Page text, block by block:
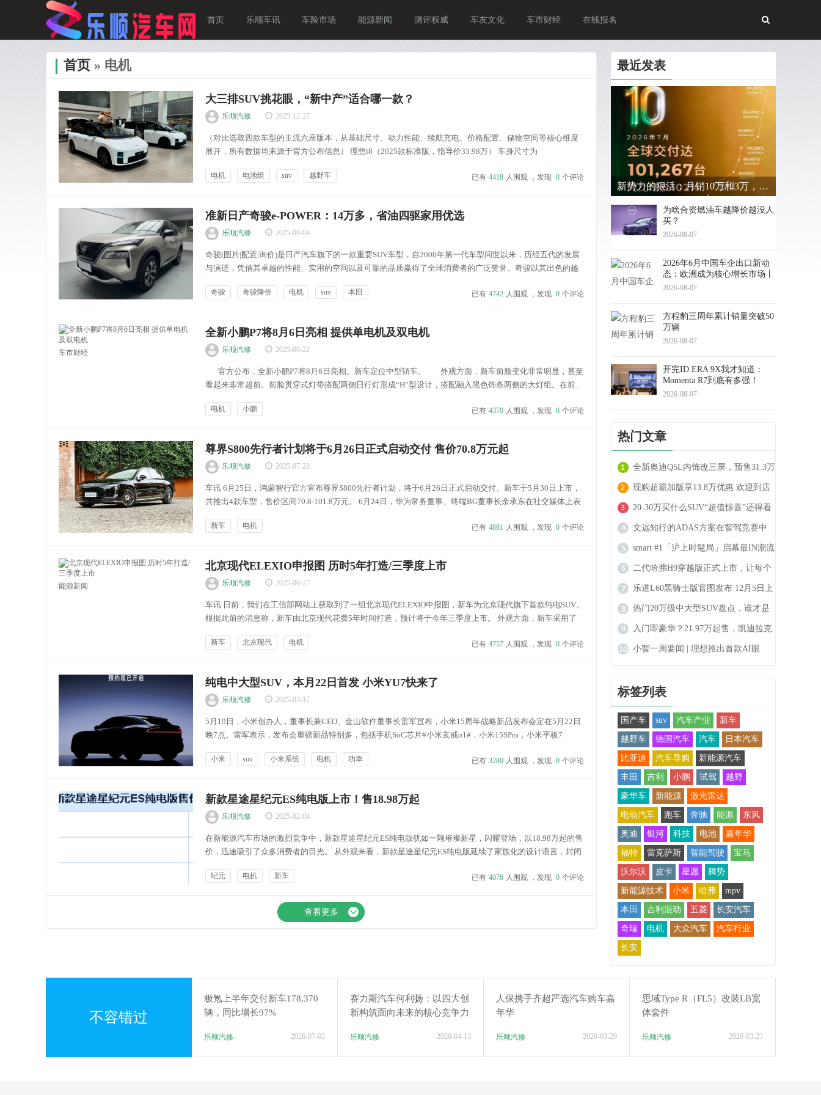
首页 乐顺车讯 车险市场 能源新闻 测评权威 车友文化 车市财经 在线报名
首页» 电机
大三排SUV挑花眼，“新中产”适合哪一款？
乐顺汽修 2025-12-27
（对比选取四款车型的主流六座版本，从基础尺寸、动力性能、续航充电、价格配置、储物空间等核心维度
展开，所有数据均来源于官方公布信息） 理想i8（2025款标准版，指导价33.98万） 车身尺寸为
载97.8kWh电池组，CLTC纯电续航里程...
电机 电池组 suv 越野车 已有 4418 人围观 ，发现 0 个评论
准新日产奇骏e-POWER：14万多，省油四驱家用优选
乐顺汽修 2025-09-04
奇骏(图片|配置|询价)是日产汽车旗下的一款重要SUV车型，自2000年第一代车型问世以来，历经五代的发展
与演进，凭借其卓越的性能、实用的空间以及可靠的品质赢得了全球消费者的广泛赞誉。奇骏以其出色的越
致力于为消费者提供更加卓越的驾驶感受和更加实用的空间布局。今天我...
奇骏 奇骏降价 电机 suv 本田 已有 4742 人围观 ，发现 0 个评论
车市财经
全新小鹏P7将8月6日亮相 提供单电机及双电机
乐顺汽修 2025-08-22
官方公布，全新小鹏P7将8月6日亮相。新车定位中型轿车。 外观方面，新车前脸变化非常明显，甚至
看起来非常超前。前脸贯穿式灯带搭配两侧日行灯形成“H”型设计，搭配融入黑色饰条两侧的大灯组。在前...
电机 小鹏 已有 4370 人围观 ，发现 0 个评论
尊界S800先行者计划将于6月26日正式启动交付 售价70.8万元起
乐顺汽修 2025-07-23
车讯 6月25日，鸿蒙智行官方宣布尊界S800先行者计划，将于6月26日正式启动交付。新车于5月30日上市，
共推出4款车型，售价区间70.8-101.8万元。 6月24日，华为常务董事、终端BG董事长余承东在社交媒体上表
人和的设计理...
新车 电机 已有 4861 人围观 ，发现 0 个评论
能源新闻
北京现代ELEXIO申报图 历时5年打造/三季度上市
乐顺汽修 2025-06-27
车讯 日前，我们在工信部网站上获取到了一组北京现代ELEXIO申报图，新车为北京现代旗下首款纯电SUV。
根据此前的消息称，新车由北京现代花费5年时间打造，预计将于今年三季度上市。 外观方面，新车采用了
架，看起来运动感十足。水晶立方体日行灯暗藏“幸运8...
新车 北京现代 电机 已有 4757 人围观 ，发现 0 个评论
纯电中大型SUV，本月22日首发 小米YU7快来了
乐顺汽修 2025-03-17
5月19日，小米创办人，董事长兼CEO、金山软件董事长雷军宣布，小米15周年战略新品发布会定在5月22日
晚7点。雷军表示，发布会重磅新品特别多，包括手机SoC芯片#小米玄戒o1#，小米15SPro，小米平板7
咨询现已开启。”...
小米 suv 小米系统 电机 功率 已有 3280 人围观 ，发现 0 个评论
新款星途星纪元ES纯电版上市！售18.98万起
乐顺汽修 2025-02-04
在新能源汽车市场的激烈竞争中，新款星途星纪元ES纯电版犹如一颗璀璨新星，闪耀登场，以18.98万起的售
价，迅速吸引了众多消费者的目光。 从外观来看，新款星途星纪元ES纯电版延续了家族化的设计语言，封闭
显示各种独特的图案，还能在夜间提供出色的...
纪元 电机 新车 已有 4076 人围观 ，发现 0 个评论
查看更多
最近发表
新势力的狠活：月销10万和3万，差距在哪？
为啥合资燃油车越降价越没人
买？
2026-08-07
2026年6月中国车企出口新动
态：欧洲成为核心增长市场丨
盖世汽车研究院
2026-08-07
方程豹三周年累计销量突破50
万辆
2026-08-07
开完ID.ERA 9X我才知道：
Momenta R7到底有多强！
2026-08-07
热门文章
全新奥迪Q5L内饰改三屏，预售31.3万
起
现购超霸加版享13.8万优惠 欢迎到店
试驾
20-30万买什么SUV“超值惊喜”还得看
沃尔沃XC70
文远知行的ADAS方案在智驾竞赛中
拔得头筹，再获广汽合作
smart #1「沪上时髦局」启幕最IN潮流
秀场登陆上海
二代哈弗H9穿越版正式上市，让每个
人都能实现穿越的梦想
乐道L60黑骑士版官图发布 12月5日上
市 限量666台
热门20万级中大型SUV盘点，谁才是
最合适的选择？
入门即豪华？21.97万起售，凯迪拉克
GT4怎么样
小智一周要闻 | 理想推出首款AI眼
标签列表
国产车 suv 汽车产业 新车
越野车 德国汽车 汽车 日本汽车
比亚迪 汽车导购 新能源汽车
丰田 吉利 小鹏 试驾 越野
豪华车 新能源 激光雷达
电动汽车 跑车 奔驰 能源 东风
奥迪 银河 科技 电池 嘉年华
福特 雷克萨斯 智能驾驶 宝马
沃尔沃 皮卡 星愿 腾势
新能源技术 小米 哈弗 mpv
本田 吉利混动 五菱 长安汽车
奇瑞 电机 大众汽车 汽车行业
长安
不容错过
极氪上半年交付新车178,370
辆，同比增长97%
乐顺汽修 2026-07-02
赛力斯汽车何利扬：以四大创
新构筑面向未来的核心竞争力
乐顺汽修 2026-04-13
人保携手齐超严选汽车购车嘉
年华
乐顺汽修 2026-03-29
思域Type R（FL5）改装LB宽
体套件
乐顺汽修 2026-03-23